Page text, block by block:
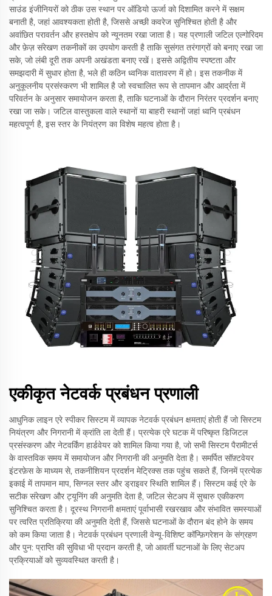
साउंड इंजीनियरों को ठीक उस स्थान पर ऑडियो ऊर्जा को दिशामित करने में सक्षम
बनाती है, जहां आवश्यकता होती है, जिससे अच्छी कवरेज सुनिश्चित होती है और
अवांछित परावर्तन और हस्तक्षेप को न्यूनतम रखा जाता है। यह प्रणाली जटिल एल्गोरिदम
और फ़ेज़ संरेखण तकनीकों का उपयोग करती है ताकि सुसंगत तरंगाग्रों को बनाए रखा जा
सके, जो लंबी दूरी तक अपनी अखंडता बनाए रखें। इससे अद्वितीय स्पष्टता और
समझदारी में सुधार होता है, भले ही कठिन ध्वनिक वातावरण में हो। इस तकनीक में
अनुकूलनीय प्रसंस्करण भी शामिल है जो स्वचालित रूप से तापमान और आर्द्रता में
परिवर्तन के अनुसार समायोजन करता है, ताकि घटनाओं के दौरान निरंतर प्रदर्शन बनाए
रखा जा सके। जटिल वास्तुकला वाले स्थानों या बाहरी स्थानों जहां ध्वनि प्रबंधन
महत्वपूर्ण है, इस स्तर के नियंत्रण का विशेष महत्व होता है।
एकीकृत नेटवर्क प्रबंधन प्रणाली
आधुनिक लाइन एरे स्पीकर सिस्टम में व्यापक नेटवर्क प्रबंधन क्षमताएं होती हैं जो सिस्टम
नियंत्रण और निगरानी में क्रांति ला देती हैं। प्रत्येक एरे घटक में परिष्कृत डिजिटल
प्रसंस्करण और नेटवर्किंग हार्डवेयर को शामिल किया गया है, जो सभी सिस्टम पैरामीटर्स
के वास्तविक समय में समायोजन और निगरानी की अनुमति देता है। समर्पित सॉफ़्टवेयर
इंटरफ़ेस के माध्यम से, तकनीशियन प्रदर्शन मेट्रिक्स तक पहुंच सकते हैं, जिनमें प्रत्येक
इकाई में तापमान माप, सिग्नल स्तर और ड्राइवर स्थिति शामिल हैं। सिस्टम कई एरे के
सटीक संरेखण और ट्यूनिंग की अनुमति देता है, जटिल सेटअप में सुचारु एकीकरण
सुनिश्चित करता है। दूरस्थ निगरानी क्षमताएं पूर्वाभासी रखरखाव और संभावित समस्याओं
पर त्वरित प्रतिक्रिया की अनुमति देती हैं, जिससे घटनाओं के दौरान बंद होने के समय
को कम किया जाता है। नेटवर्क प्रबंधन प्रणाली वेन्यू-विशिष्ट कॉन्फ़िगरेशन के संग्रहण
और पुन: प्राप्ति की सुविधा भी प्रदान करती है, जो आवर्ती घटनाओं के लिए सेटअप
प्रक्रियाओं को सुव्यवस्थित करती है।